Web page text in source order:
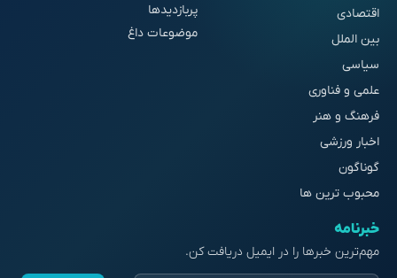
اقتصادی
بین الملل
سیاسی
علمی و فناوری
فرهنگ و هنر
اخبار ورزشی
گوناگون
محبوب ترین ها
پربازدیدها
موضوعات داغ
خبرنامه
مهم‌ترین خبرها را در ایمیل دریافت کن.